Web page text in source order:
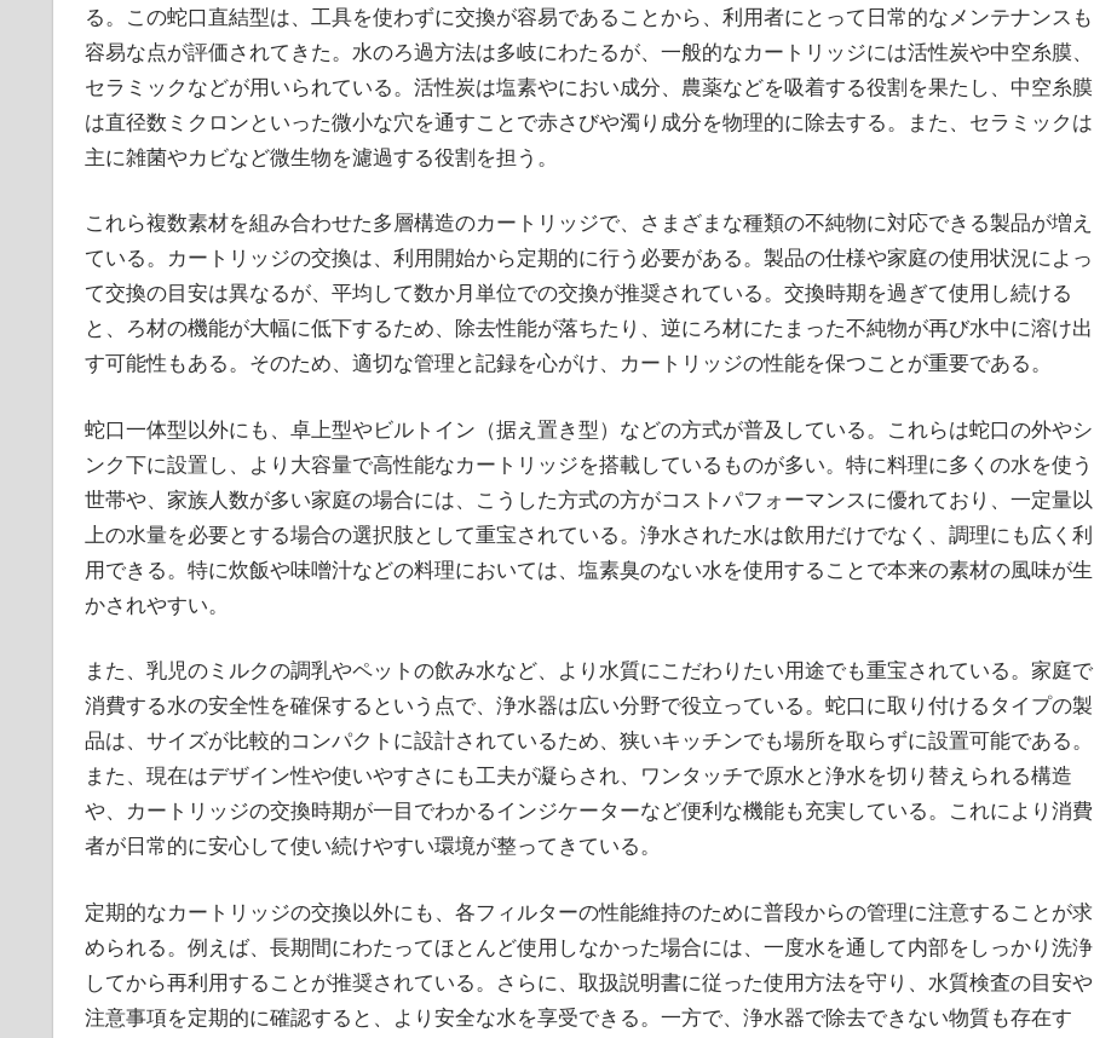
る。この蛇口直結型は、工具を使わずに交換が容易であることから、利用者にとって日常的なメンテナンスも
容易な点が評価されてきた。水のろ過方法は多岐にわたるが、一般的なカートリッジには活性炭や中空糸膜、
セラミックなどが用いられている。活性炭は塩素やにおい成分、農薬などを吸着する役割を果たし、中空糸膜
は直径数ミクロンといった微小な穴を通すことで赤さびや濁り成分を物理的に除去する。また、セラミックは
主に雑菌やカビなど微生物を濾過する役割を担う。
これら複数素材を組み合わせた多層構造のカートリッジで、さまざまな種類の不純物に対応できる製品が増え
ている。カートリッジの交換は、利用開始から定期的に行う必要がある。製品の仕様や家庭の使用状況によっ
て交換の目安は異なるが、平均して数か月単位での交換が推奨されている。交換時期を過ぎて使用し続ける
と、ろ材の機能が大幅に低下するため、除去性能が落ちたり、逆にろ材にたまった不純物が再び水中に溶け出
す可能性もある。そのため、適切な管理と記録を心がけ、カートリッジの性能を保つことが重要である。
蛇口一体型以外にも、卓上型やビルトイン（据え置き型）などの方式が普及している。これらは蛇口の外やシ
ンク下に設置し、より大容量で高性能なカートリッジを搭載しているものが多い。特に料理に多くの水を使う
世帯や、家族人数が多い家庭の場合には、こうした方式の方がコストパフォーマンスに優れており、一定量以
上の水量を必要とする場合の選択肢として重宝されている。浄水された水は飲用だけでなく、調理にも広く利
用できる。特に炊飯や味噌汁などの料理においては、塩素臭のない水を使用することで本来の素材の風味が生
かされやすい。
また、乳児のミルクの調乳やペットの飲み水など、より水質にこだわりたい用途でも重宝されている。家庭で
消費する水の安全性を確保するという点で、浄水器は広い分野で役立っている。蛇口に取り付けるタイプの製
品は、サイズが比較的コンパクトに設計されているため、狭いキッチンでも場所を取らずに設置可能である。
また、現在はデザイン性や使いやすさにも工夫が凝らされ、ワンタッチで原水と浄水を切り替えられる構造
や、カートリッジの交換時期が一目でわかるインジケーターなど便利な機能も充実している。これにより消費
者が日常的に安心して使い続けやすい環境が整ってきている。
定期的なカートリッジの交換以外にも、各フィルターの性能維持のために普段からの管理に注意することが求
められる。例えば、長期間にわたってほとんど使用しなかった場合には、一度水を通して内部をしっかり洗浄
してから再利用することが推奨されている。さらに、取扱説明書に従った使用方法を守り、水質検査の目安や
注意事項を定期的に確認すると、より安全な水を享受できる。一方で、浄水器で除去できない物質も存在す